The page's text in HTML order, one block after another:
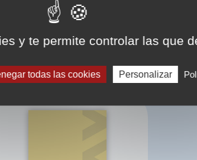
y te permite controlar las que
todas las cookies Personalizar